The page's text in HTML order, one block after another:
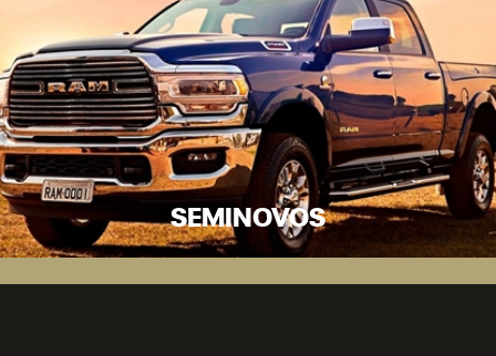
SEMINOVOS